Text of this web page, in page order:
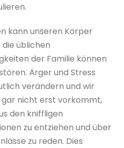
kann unseren Körper
üblichen
der Familie können
Ärger und Stress
verändern und wir
gar nicht erst vorkommt,
den kniffligen
zu entziehen und über
zu reden. Dies